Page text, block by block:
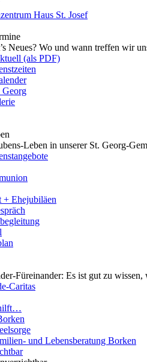
Haus St. Josef
Neues? Wo und wann treffen wir
(als PDF)
Georg
Leben in unserer St. Georg-
+ Ehejubiläen
Füreinander: Es ist gut zu
Caritas
und Lebensberatung Borken